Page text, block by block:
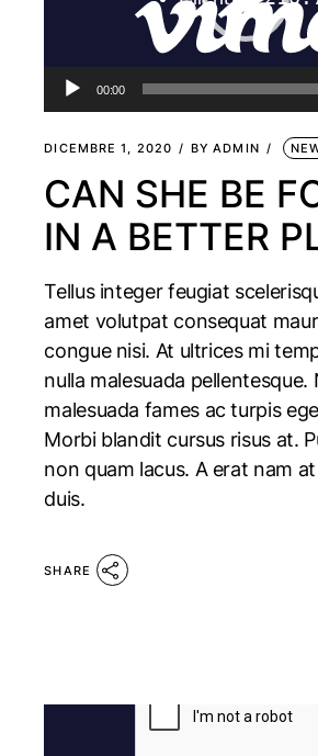
00:00
DICEMBRE 1, 2020 BY ADMIN
CAN SHE BE
IN A BETTER
Tellus integer feugiat
amet volutpat consequat
congue nisi. At ultrices mi
nulla malesuada pellentesque.
malesuada fames ac turpis
Morbi blandit cursus risus at.
non quam lacus. A erat nam
duis.
SHARE